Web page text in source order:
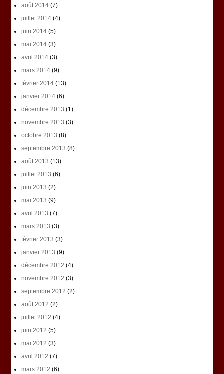
août 2014(7)
juillet 2014(4)
juin 2014(5)
mai 2014(3)
avril 2014(3)
mars 2014(9)
février 2014(13)
janvier 2014(6)
décembre 2013 (1)
novembre 2013 (3)
octobre 2013 (8)
septembre 2013 (8)
août 2013 (13)
juillet 2013 (6)
juin 2013 (2)
mai 2013 (9)
avril 2013 (7)
mars 2013 (3)
février 2013 (3)
janvier 2013 (9)
décembre 2012 (4)
novembre 2012 (3)
septembre 2012 (2)
août 2012 (2)
juillet 2012 (4)
juin 2012 (5)
mai 2012 (3)
avril 2012 (7)
mars 2012 (6)